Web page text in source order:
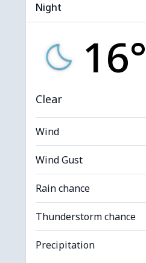
Night
16°
Clear
Wind
Wind Gust
Rain chance
Thunderstorm chance
Precipitation